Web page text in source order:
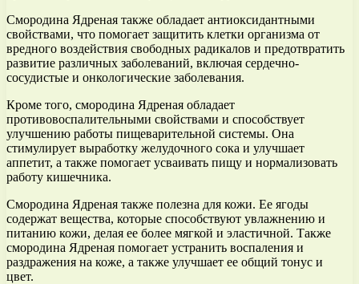
Смородина Ядреная также обладает антиоксидантными
свойствами, что помогает защитить клетки организма от
вредного воздействия свободных радикалов и предотвратить
развитие различных заболеваний, включая сердечно-
сосудистые и онкологические заболевания.
Кроме того, смородина Ядреная обладает
противовоспалительными свойствами и способствует
улучшению работы пищеварительной системы. Она
стимулирует выработку желудочного сока и улучшает
аппетит, а также помогает усваивать пищу и нормализовать
работу кишечника.
Смородина Ядреная также полезна для кожи. Ее ягоды
содержат вещества, которые способствуют увлажнению и
питанию кожи, делая ее более мягкой и эластичной. Также
смородина Ядреная помогает устранить воспаления и
раздражения на коже, а также улучшает ее общий тонус и
цвет.